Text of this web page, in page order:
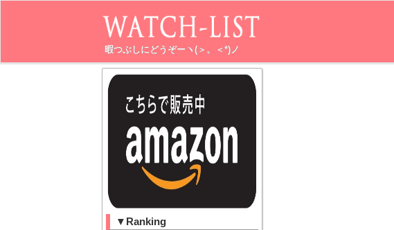
暇つぶしにどうぞーヽ(＞。＜*)ノ
▼Ranking